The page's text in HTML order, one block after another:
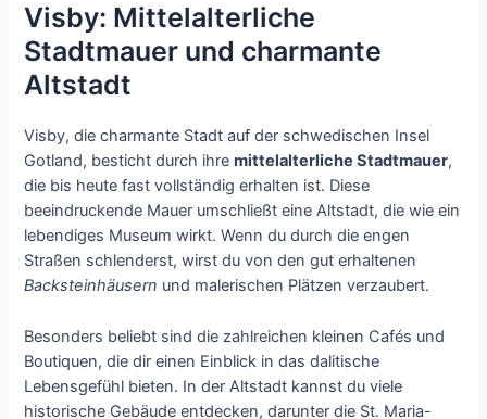
Visby: Mittelalterliche
Stadtmauer und charmante
Altstadt
Visby, die charmante Stadt auf der schwedischen Insel
Gotland, besticht durch ihremittelalterliche Stadtmauer,
die bis heute fast vollständig erhalten ist. Diese
beeindruckende Mauer umschließt eine Altstadt, die wie ein
lebendiges Museum wirkt. Wenn du durch die engen
Straßen schlenderst, wirst du von den gut erhaltenen
Backsteinhäusern und malerischen Plätzen verzaubert.
Besonders beliebt sind die zahlreichen kleinen Cafés und
Boutiquen, die dir einen Einblick in das dalitische
Lebensgefühl bieten. In der Altstadt kannst du viele
historische Gebäude entdecken, darunter die St. Maria-